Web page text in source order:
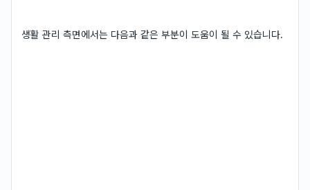
생활 관리 측면에서는 다음과 같은 부분이 도움이 될 수 있습니다.